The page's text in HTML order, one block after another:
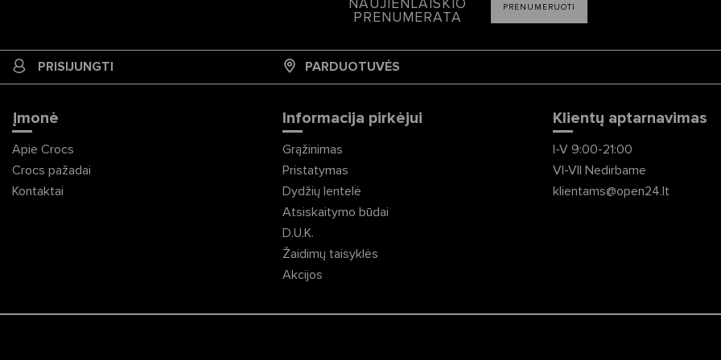
NAUJIENLAIŠKIO
PRENUMERATA
PRENUMERUOTI
PRISIJUNGTI PARDUOTUVĖS
Įmonė
Apie Crocs
Crocs pažadai
Kontaktai
Informacija pirkėjui
Grąžinimas
Pristatymas
Dydžių lentelė
Atsiskaitymo būdai
D.U.K.
Žaidimų taisyklės
Akcijos
Klientų aptarnavimas
I-V 9:00-21:00
VI-VII Nedirbame
klientams@open24.lt